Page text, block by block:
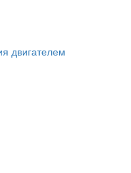
двигателем